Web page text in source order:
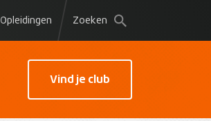
Opleidingen Zoeken
Vind je club